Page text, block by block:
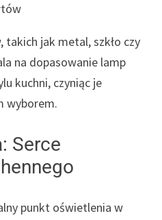
takich jak metal, szkło czy
na dopasowanie lamp
kuchni, czyniąc je
wyborem.
Serce
punkt oświetlenia w